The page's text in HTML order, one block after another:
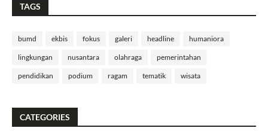
TAGS
bumd ekbis fokus galeri headline humaniora
lingkungan nusantara olahraga pemerintahan
pendidikan podium ragam tematik wisata
CATEGORIES